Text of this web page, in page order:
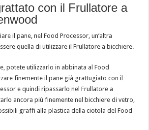
con il Frullatore a
il pane, nel Food Processor, un’altra
quella di utilizzare il Frullatore a bicchiere.
potete utilizzarlo in abbinata al Food
finemente il pane già grattugiato con il
e quindi ripassarlo nel Frullatore a
ancora più finemente nel bicchiere di vetro,
graffi alla plastica della ciotola del Food